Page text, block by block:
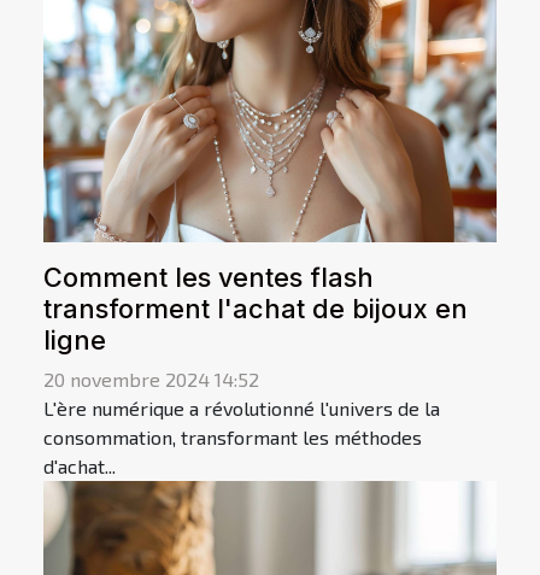
Comment les ventes flash
transforment l'achat de bijoux en
ligne
20 novembre 2024 14:52
L'ère numérique a révolutionné l'univers de la
consommation, transformant les méthodes
d'achat...